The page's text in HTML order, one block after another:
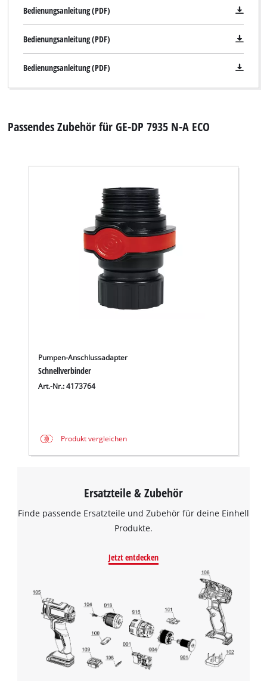
Bedienungsanleitung (PDF)
Bedienungsanleitung (PDF)
Bedienungsanleitung (PDF)
Passendes Zubehör für GE-DP 7935 N-A ECO
Pumpen-Anschlussadapter
Schnellverbinder
Art.-Nr.: 4173764
Produkt vergleichen
Ersatzteile & Zubehör
Finde passende Ersatzteile und Zubehör für deine Einhell
Produkte.
Jetzt entdecken